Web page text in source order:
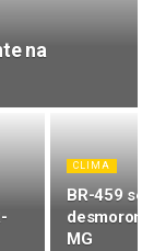
na
CLIMA
BR-459
MG